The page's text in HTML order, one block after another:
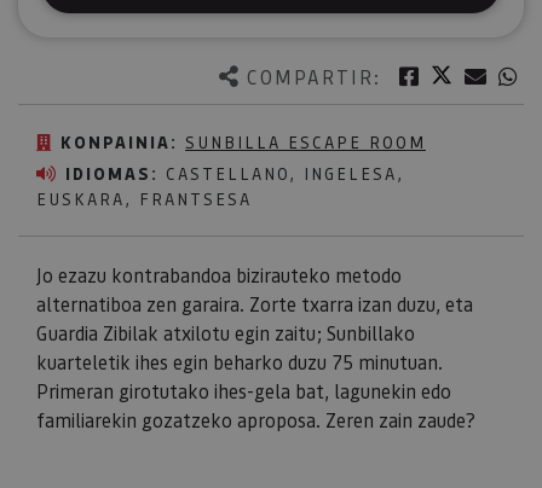
COMPARTIR: Facebook
Twitter
KONPAINIA: SUNBILLA ESCAPE ROOM
IDIOMAS: CASTELLANO, INGELESA,
EUSKARA, FRANTSESA
Jo ezazu kontrabandoa bizirauteko metodo
alternatiboa zen garaira. Zorte txarra izan duzu, eta
Guardia Zibilak atxilotu egin zaitu; Sunbillako
kuarteletik ihes egin beharko duzu 75 minutuan.
Primeran girotutako ihes-gela bat, lagunekin edo
familiarekin gozatzeko aproposa. Zeren zain zaude?